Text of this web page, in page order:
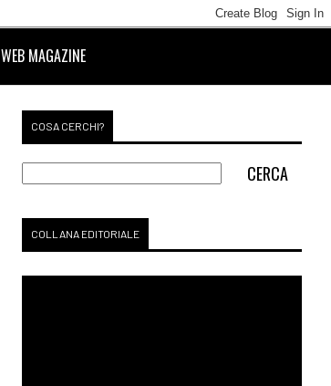
WEB MAGAZINE
COSA CERCHI?
COLLANA EDITORIALE